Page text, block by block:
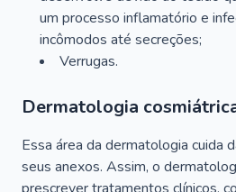
um processo inflamatório e
incômodos até secreções;
Verrugas.
Dermatologia
Essa área da dermatologia cuida
seus anexos. Assim, o